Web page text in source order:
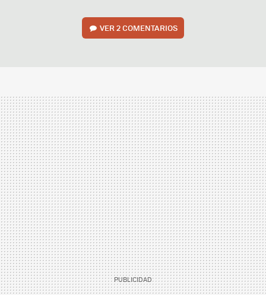
VER2 COMENTARIOS